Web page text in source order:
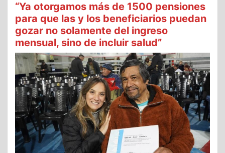
“Ya otorgamos más de 1500 pensiones
para que las y los beneficiarios puedan
gozar no solamente del ingreso
mensual, sino de incluir salud”